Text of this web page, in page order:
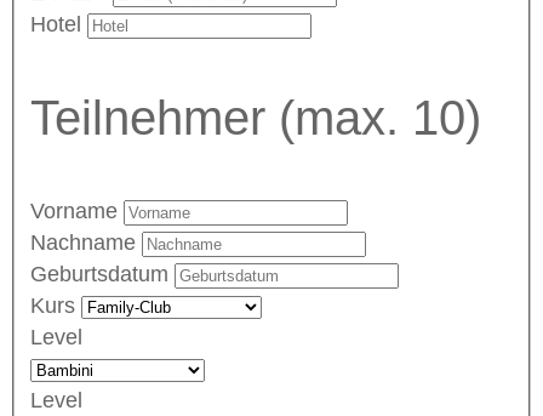
Hotel
Teilnehmer (max. 10)
Vorname
Nachname
Geburtsdatum
Kurs
Level
Level